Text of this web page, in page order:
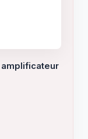
amplificateur